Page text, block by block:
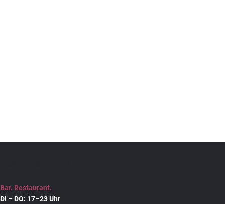
Bar. Restaurant.
DI – DO: 17–23 Uhr